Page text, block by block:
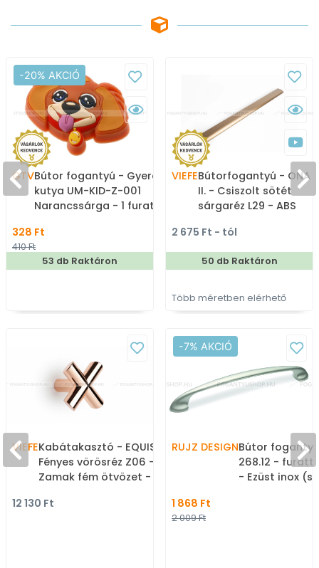
-20% AKCIÓ
GTVBútor fogantyú - Gyerek
kutya UM-KID-Z-001
Narancssárga - 1 furatos
Mesefigurás, állatos
gyerekbútor fogantyú
328 Ft
410 Ft
53 db Raktáron
VIEFEBútorfogantyú - ONA
II. - Csiszolt sötét
sárgaréz L29 - ABS
élére ültethető színes
fém fogantyú
2 675 Ft - tól
50 db Raktáron
Több méretben elérhető
VIEFEKabátakasztó - EQUIS -
Fényes vörösréz Z06 -
Zamak fém ötvözet - Egy
12 130 Ft
-7% AKCIÓ
RUJZ DESIGNBútor
268.12 -
- Ezüst inox
1 868 Ft
2 009 Ft